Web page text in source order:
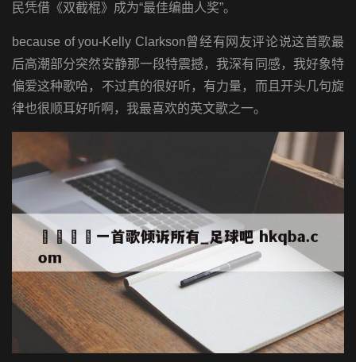
民凭借《双截棍》成为“最佳编曲人奖”。
because of you-Kelly Clarkson曾经有网友评论说这首歌最
后高潮部分突然安静那一段特震撼，我深有同感，我好象特
偏爱这种歌哈，不过真的很好听，有力量，而且开头几句旋
律也很顺耳好听啊，我最喜欢的英文歌之一。